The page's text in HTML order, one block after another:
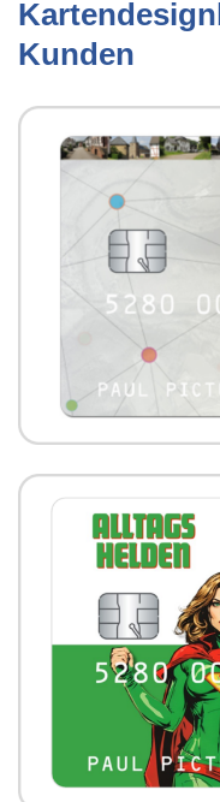
Kunden